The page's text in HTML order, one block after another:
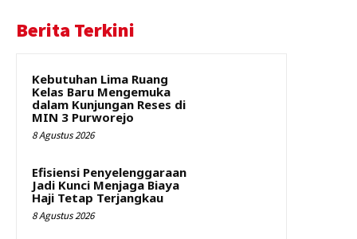
Berita Terkini
Kebutuhan Lima Ruang
Kelas Baru Mengemuka
dalam Kunjungan Reses di
MIN 3 Purworejo
8 Agustus 2026
Efisiensi Penyelenggaraan
Jadi Kunci Menjaga Biaya
Haji Tetap Terjangkau
8 Agustus 2026